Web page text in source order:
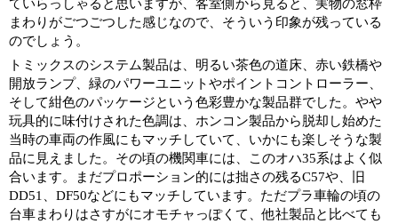
ていらっしゃると思いますが、客室側から見ると、実物の窓枠
まわりがごつごつした感じなので、そういう印象が残っている
のでしょう。
トミックスのシステム製品は、明るい茶色の道床、赤い鉄橋や
開放ランプ、緑のパワーユニットやポイントコントローラー、
そして紺色のパッケージという色彩豊かな製品群でした。やや
玩具的に味付けされた色調は、ホンコン製品から脱却し始めた
当時の車両の作風にもマッチしていて、いかにも楽しそうな製
品に見えました。その頃の機関車には、このオハ35系はよく似
合います。まだプロポーション的には拙さの残るC57や、旧
DD51、DF50などにもマッチしています。ただプラ車輪の頃の
台車まわりはさすがにオモチャっぽくて、他社製品と比べても